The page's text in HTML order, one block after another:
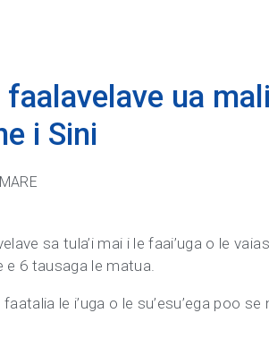
faalavelave ua
i Sini
sa tula’i mai i le faai’uga o le
6 tausaga le matua.
le i’uga o le su’esu’ega poo se